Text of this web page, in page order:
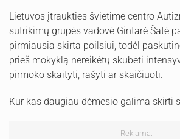
Lietuvos įtraukties švietime centro
sutrikimų grupės vadovė Gintarė Šatė
pirmiausia skirta poilsiui, todėl
prieš mokyklą nereikėtų skubėti
pirmoko skaityti, rašyti ar skaičiuoti.
Kur kas daugiau dėmesio galima skirti
Reklama: